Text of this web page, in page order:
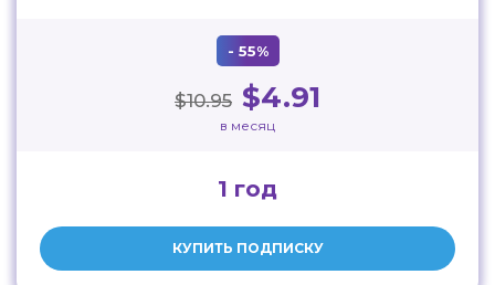
- 55%
$10.95 $4.91
в месяц
1 год
КУПИТЬ ПОДПИСКУ